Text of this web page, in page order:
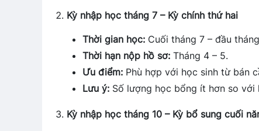
Kỳ nhập học tháng 7 – Kỳ chính thứ hai
Thời gian học: Cuối tháng 7 – đầu
Thời hạn nộp hồ sơ: Tháng 4 – 5.
Ưu điểm: Phù hợp với học sinh từ bán
Lưu ý: Số lượng học bổng ít hơn so với
Kỳ nhập học tháng 10 – Kỳ bổ sung cuối